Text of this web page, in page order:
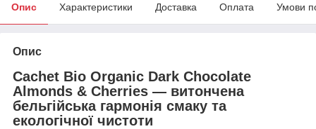
Опис Характеристики Доставка Оплата Умови
Опис
Cachet Bio Organic Dark Chocolate
Almonds & Cherries — витончена
бельгійська гармонія смаку та
екологічної чистоти